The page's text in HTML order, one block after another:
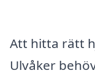
Att hitta rätt
Ulvåker